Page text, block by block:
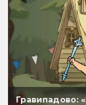
Гравипадово: